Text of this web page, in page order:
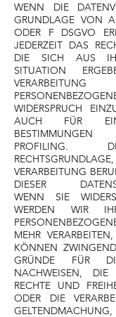
WENN DIE
GRUNDLAGE VON
ODER F DSGVO
JEDERZEIT DAS
DIE SICH AUS
SITUATION
WIDERSPRUCH
AUCH FÜR
PROFILING.
VERARBEITUNG
DIESER
WENN SIE
WERDEN WIR
MEHR
KÖNNEN
GRÜNDE FÜR
NACHWEISEN, DIE
RECHTE UND
ODER DIE